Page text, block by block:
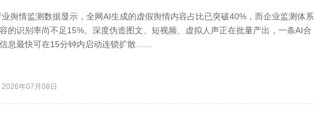
舆情监测数据显示，全网AI生成的虚假舆情内容占比已突破40%，而企业监测体系
的识别率尚不足15%。深度伪造图文、短视频、虚拟人声正在批量产出，一条AI合
息最快可在15分钟内启动连锁扩散…...
年07月08日